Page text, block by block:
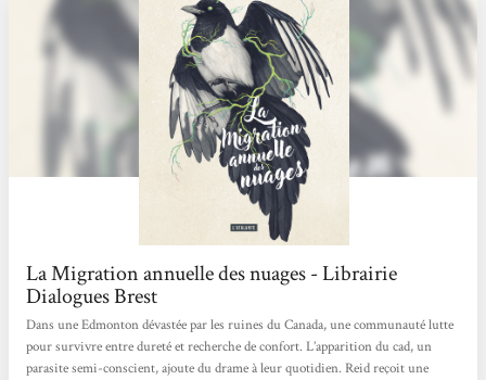
La Migration annuelle des nuages - Librairie
Dialogues Brest
Dans une Edmonton dévastée par les ruines du Canada, une communauté lutte
pour survivre entre dureté et recherche de confort. L’apparition du cad, un
parasite semi-conscient, ajoute du drame à leur quotidien. Reid reçoit une